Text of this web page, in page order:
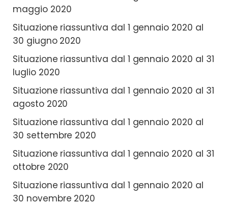
maggio 2020
Situazione riassuntiva dal 1 gennaio 2020 al
30 giugno 2020
Situazione riassuntiva dal 1 gennaio 2020 al 31
luglio 2020
Situazione riassuntiva dal 1 gennaio 2020 al 31
agosto 2020
Situazione riassuntiva dal 1 gennaio 2020 al
30 settembre 2020
Situazione riassuntiva dal 1 gennaio 2020 al 31
ottobre 2020
Situazione riassuntiva dal 1 gennaio 2020 al
30 novembre 2020